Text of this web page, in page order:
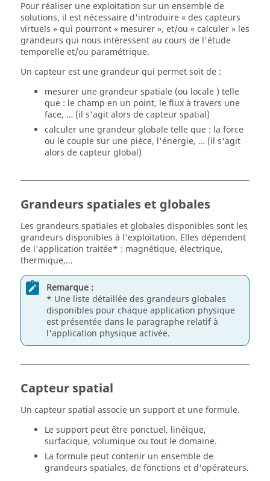
Pour réaliser une exploitation sur un ensemble de
solutions, il est nécessaire d'introduire « des capteurs
virtuels » qui pourront « mesurer », et/ou « calculer » les
grandeurs qui nous intéressent au cours de l'étude
temporelle et/ou paramétrique.
Un capteur est une grandeur qui permet soit de :
mesurer une grandeur spatiale (ou locale ) telle
que : le champ en un point, le flux à travers une
face, … (il s'agit alors de capteur spatial)
calculer une grandeur globale telle que : la force
ou le couple sur une pièce, l'énergie, … (il s'agit
alors de capteur global)
Grandeurs spatiales et globales
Les grandeurs spatiales et globales disponibles sont les
grandeurs disponibles à l'exploitation. Elles dépendent
de l'application traitée* : magnétique, électrique,
thermique,…
Remarque :
* Une liste détaillée des grandeurs globales
disponibles pour chaque application physique
est présentée dans le paragraphe relatif à
l'application physique activée.
Capteur spatial
Un capteur spatial associe un support et une formule.
Le support peut être ponctuel, linéique,
surfacique, volumique ou tout le domaine.
La formule peut contenir un ensemble de
grandeurs spatiales, de fonctions et d'opérateurs.